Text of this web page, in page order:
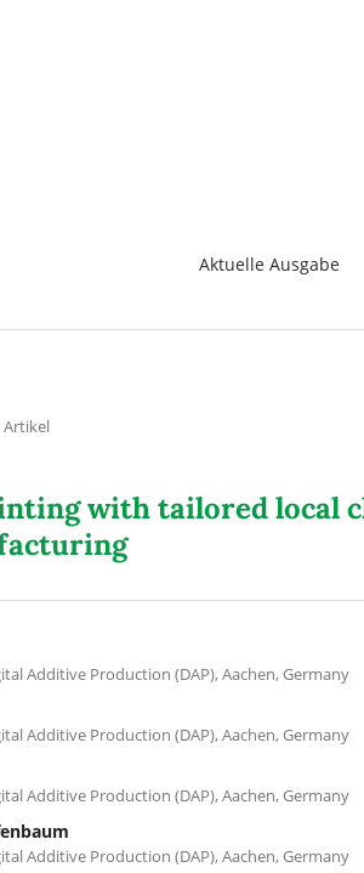
Aktuelle Ausgabe
Artikel
with tailored local
Additive Production (DAP), Aachen, Germany
Additive Production (DAP), Aachen, Germany
Additive Production (DAP), Aachen, Germany
Additive Production (DAP), Aachen, Germany